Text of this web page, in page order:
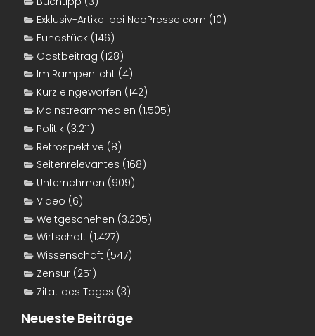
Exklusiv-Artikel bei NeoPresse.com (10)
Fundstück (146)
Gastbeitrag (128)
Im Rampenlicht (4)
Kurz eingeworfen (142)
Mainstreammedien (1.505)
Politik (3.211)
Retrospektive (8)
Seitenrelevantes (168)
Unternehmen (909)
Video (6)
Weltgeschehen (3.205)
Wirtschaft (1.427)
Wissenschaft (547)
Zensur (251)
Zitat des Tages (3)
Neueste Beiträge